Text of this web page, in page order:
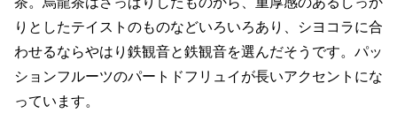
りとしたテイストのものなどいろいろあり、シヨコラに合
わせるならやはり鉄観音と鉄観音を選んだそうです。パッ
ションフルーツのパートドフリュイが長いアクセントにな
っています。